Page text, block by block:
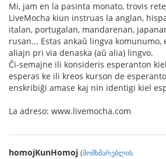
Mi, jam en la pasinta monato, trovis
LiveMocha kiun instruas la anglan,
italan, portugalan, mandarenan,
rusan... Estas ankaŭ lingva komunumo,
aliajn pri via denaska (aŭ alia) lingvo.
Ĉi-semajne ili konsideris esperanton
esperas ke ili kreos kurson de
enskribiĝi amase kaj nin identigi kiel
La adreso: www.livemocha.com
homojKunHomoj (მომხმარებლის